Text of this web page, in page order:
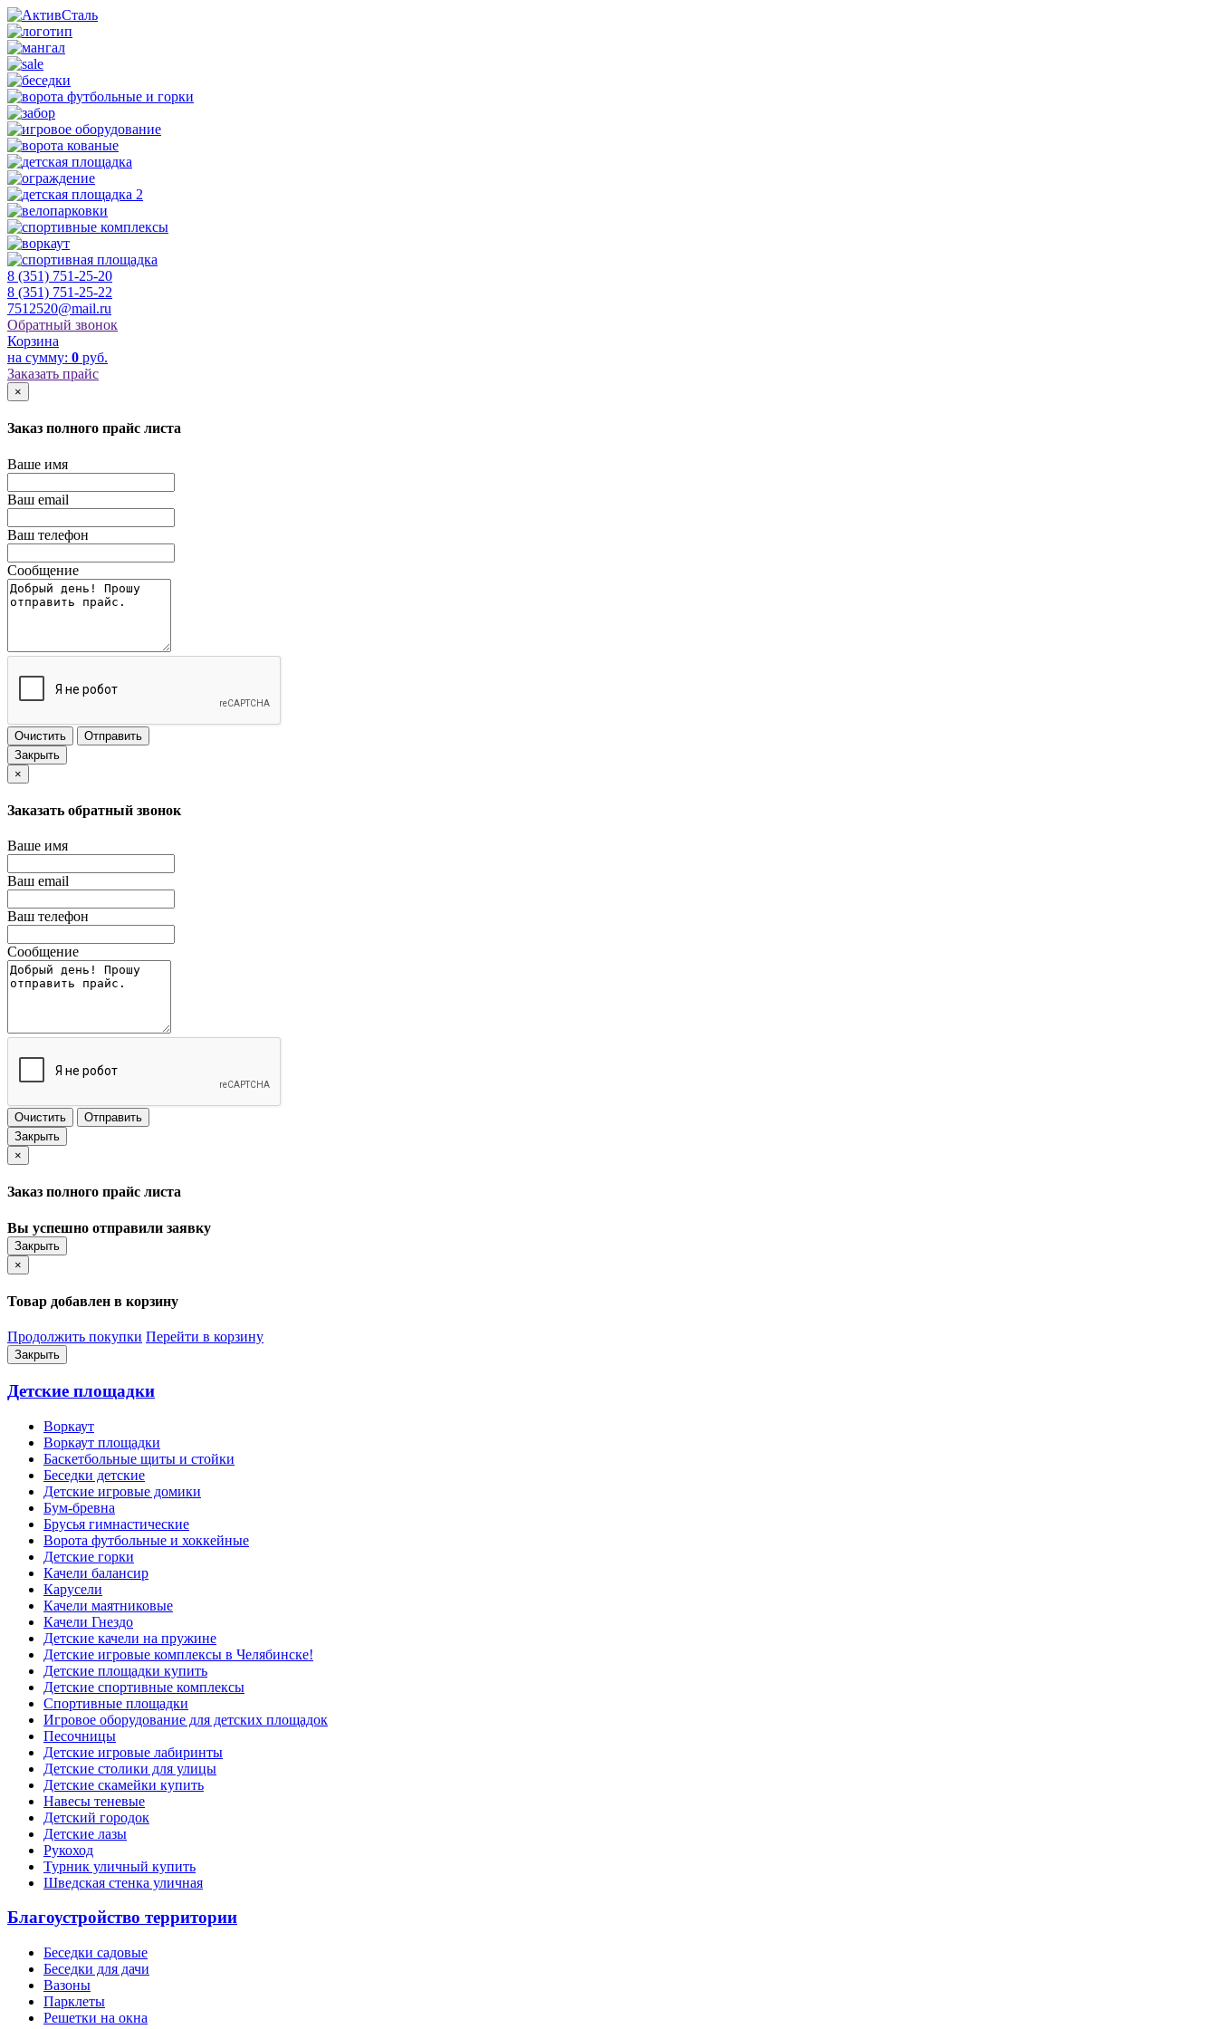
8 (351) 751-25-20
8 (351) 751-25-22
7512520@mail.ru
Обратный звонок
Корзина
на сумму: 0 руб.
Заказать прайс
×
Заказ полного прайс листа
Ваше имя
Ваш email
Ваш телефон
Сообщение
Очистить
Отправить
Закрыть
×
Заказать обратный звонок
Ваше имя
Ваш email
Ваш телефон
Сообщение
Очистить
Отправить
Закрыть
×
Заказ полного прайс листа
Вы успешно отправили заявку
Закрыть
×
Товар добавлен в корзину
Продолжить покупки Перейти в корзину
Закрыть
Детские площадки
Воркаут
Воркаут площадки
Баскетбольные щиты и стойки
Беседки детские
Детские игровые домики
Бум-бревна
Брусья гимнастические
Ворота футбольные и хоккейные
Детские горки
Качели балансир
Карусели
Качели маятниковые
Качели Гнездо
Детские качели на пружине
Детские игровые комплексы в Челябинске!
Детские площадки купить
Детские спортивные комплексы
Cпортивные площадки
Игровое оборудование для детских площадок
Песочницы
Детские игровые лабиринты
Детские столики для улицы
Детские скамейки купить
Навесы теневые
Детский городок
Детские лазы
Рукоход
Турник уличный купить
Шведская стенка уличная
Благоустройство территории
Беседки садовые
Беседки для дачи
Вазоны
Парклеты
Решетки на окна